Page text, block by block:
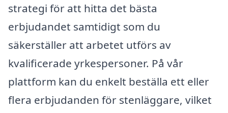
strategi för att hitta det bästa
erbjudandet samtidigt som du
säkerställer att arbetet utförs av
kvalificerade yrkespersoner. På vår
plattform kan du enkelt beställa ett eller
flera erbjudanden för stenläggare, vilket